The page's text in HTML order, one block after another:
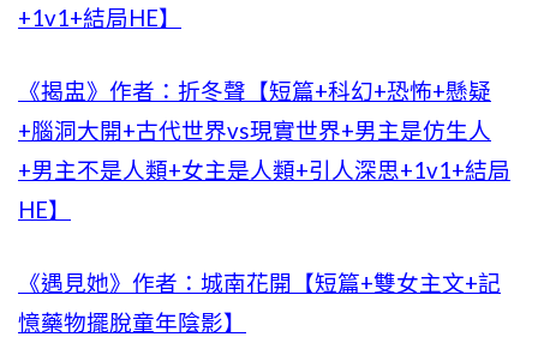
+1v1+結局HE】
《揭盅》作者：折冬聲【短篇+科幻+恐怖+懸疑
+腦洞大開+古代世界vs現實世界+男主是仿生人
+男主不是人類+女主是人類+引人深思+1v1+結局
HE】
《遇見她》作者：城南花開【短篇+雙女主文+記
憶藥物擺脫童年陰影】